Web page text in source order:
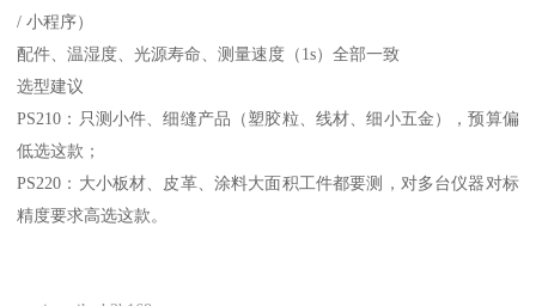
/ 小程序）
配件、温湿度、光源寿命、测量速度（ 1s）全部一致
选型建议
PS210 ：只测小件、细缝产品（塑胶粒、线材、细小五金），预算偏
低选这款；
PS220 ：大小板材、皮革、涂料大面积工件都要测，对多台仪器对标
精度要求高选这款。